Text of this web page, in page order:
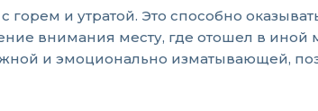
и утратой. Это способно
внимания месту, где отошел в
и эмоционально изматывающей,